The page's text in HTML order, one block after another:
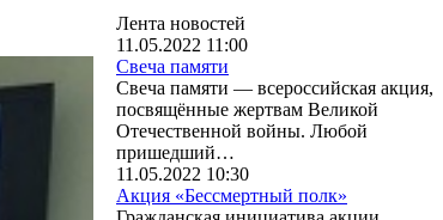
Лента новостей
11.05.2022 11:00
Свеча памяти
Свеча памяти — всероссийская акция,
посвящённые жертвам Великой
Отечественной войны. Любой
пришедший…
11.05.2022 10:30
Акция «Бессмертный полк»